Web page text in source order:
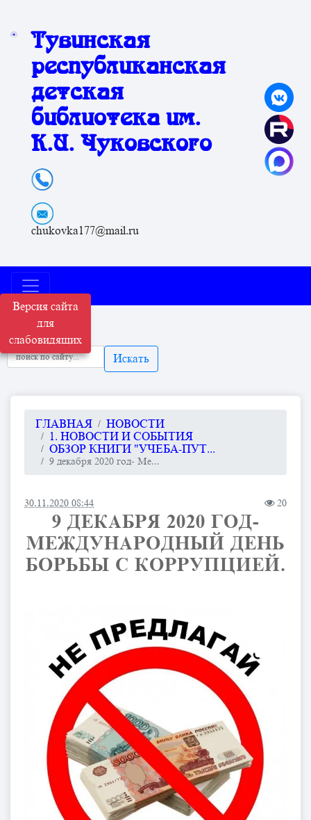
Версия сайта
для
слабовидящих
Тувинская
республиканская
детская
библиотека им.
К.И. Чуковского
chukovka177@mail.ru
Искать
ГЛАВНАЯ
НОВОСТИ
1. НОВОСТИ И СОБЫТИЯ
ОБЗОР КНИГИ "УЧЕБА-ПУТ...
9 декабря 2020 год- Ме...
30.11.2020 08:44 20
9 ДЕКАБРЯ 2020 ГОД-
МЕЖДУНАРОДНЫЙ ДЕНЬ
БОРЬБЫ С КОРРУПЦИЕЙ.